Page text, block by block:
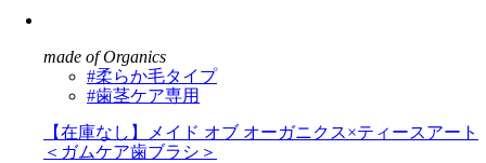
made of Organics
#柔らか毛タイプ
#歯茎ケア専用
【在庫なし】メイド オブ オーガニクス×ティースアート
＜ガムケア歯ブラシ＞